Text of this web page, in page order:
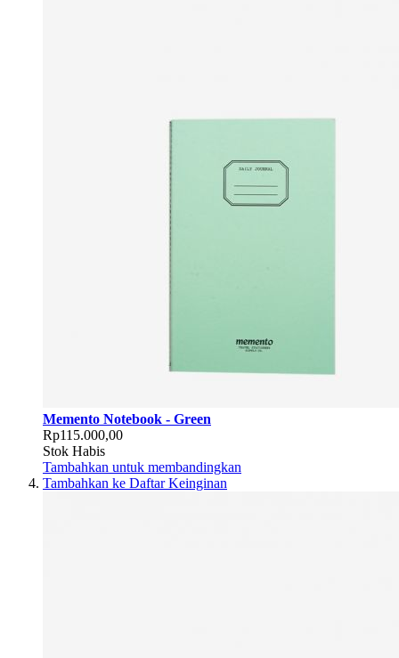
Memento Notebook - Green
Rp115.000,00
Stok Habis
Tambahkan untuk membandingkan
Tambahkan ke Daftar Keinginan